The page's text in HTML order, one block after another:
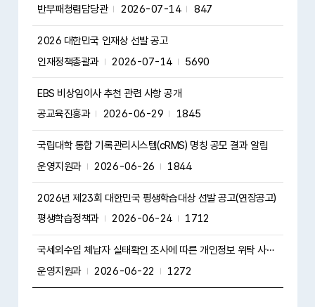
반부패청렴담당관
2026-07-14 847
2026 대한민국 인재상 선발 공고
인재정책총괄과
2026-07-14 5690
EBS 비상임이사 추천 관련 사항 공개
공교육진흥과
2026-06-29 1845
국립대학 통합 기록관리시스템(cRMS) 명칭 공모 결과 알림
운영지원과
2026-06-26 1844
2026년 제23회 대한민국 평생학습대상 선발 공고(연장공고)
평생학습정책과
2026-06-24 1712
국세외수입 체납자 실태확인 조사에 따른 개인정보 위탁 사실 알림
운영지원과
2026-06-22 1272